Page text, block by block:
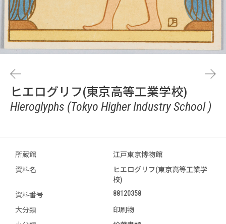
ヒエログリフ(東京高等工業学校)
Hieroglyphs (Tokyo Higher Industry School )
所蔵館
江戸東京博物館
資料名
ヒエログリフ(東京高等工業学
校)
資料番号
88120358
大分類
印刷物